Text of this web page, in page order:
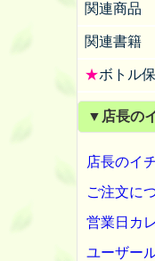
関連商品
関連書籍
★ボトル
▼店長の
店長のイ
ご注文に
営業日カ
ユーザー